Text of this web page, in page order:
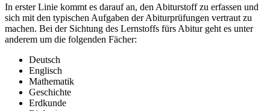
In erster Linie kommt es darauf an, den Abiturstoff zu erfassen und
sich mit den typischen Aufgaben der Abiturprüfungen vertraut zu
machen. Bei der Sichtung des Lernstoffs fürs Abitur geht es unter
anderem um die folgenden Fächer:
Deutsch
Englisch
Mathematik
Geschichte
Erdkunde